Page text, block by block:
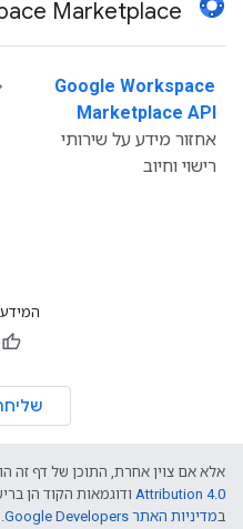
Google Workspace
Marketplace API
אחזור מידע על שירותי
רישוי וחיוב
אלא אם צוין אחרת, התוכן של דף זה
Attribution 4.0 ודוגמאות הקוד הן
במדיניות האתר Google Developers‏